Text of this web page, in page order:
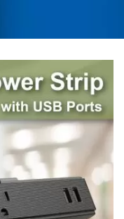
USB-
UND